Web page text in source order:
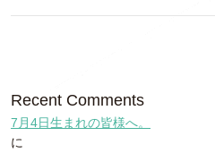
Recent Comments
7月4日生まれの皆様へ。
に